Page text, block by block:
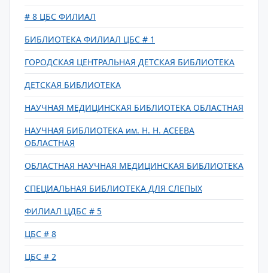
# 8 ЦБС ФИЛИАЛ
БИБЛИОТЕКА ФИЛИАЛ ЦБС # 1
ГОРОДСКАЯ ЦЕНТРАЛЬНАЯ ДЕТСКАЯ БИБЛИОТЕКА
ДЕТСКАЯ БИБЛИОТЕКА
НАУЧНАЯ МЕДИЦИНСКАЯ БИБЛИОТЕКА ОБЛАСТНАЯ
НАУЧНАЯ БИБЛИОТЕКА им. Н. Н. АСЕЕВА
ОБЛАСТНАЯ
ОБЛАСТНАЯ НАУЧНАЯ МЕДИЦИНСКАЯ БИБЛИОТЕКА
СПЕЦИАЛЬНАЯ БИБЛИОТЕКА ДЛЯ СЛЕПЫХ
ФИЛИАЛ ЦДБС # 5
ЦБС # 8
ЦБС # 2